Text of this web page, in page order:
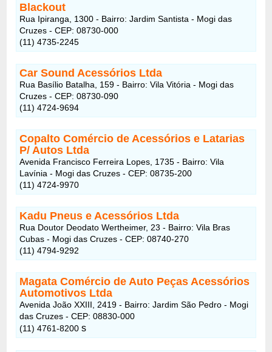
Blackout
Rua Ipiranga, 1300 - Bairro: Jardim Santista - Mogi das
Cruzes - CEP: 08730-000
(11) 4735-2245
Car Sound Acessórios Ltda
Rua Basílio Batalha, 159 - Bairro: Vila Vitória - Mogi das
Cruzes - CEP: 08730-090
(11) 4724-9694
Copalto Comércio de Acessórios e Latarias
P/ Autos Ltda
Avenida Francisco Ferreira Lopes, 1735 - Bairro: Vila
Lavínia - Mogi das Cruzes - CEP: 08735-200
(11) 4724-9970
Kadu Pneus e Acessórios Ltda
Rua Doutor Deodato Wertheimer, 23 - Bairro: Vila Bras
Cubas - Mogi das Cruzes - CEP: 08740-270
(11) 4794-9292
Magata Comércio de Auto Peças Acessórios
Automotivos Ltda
Avenida João XXIII, 2419 - Bairro: Jardim São Pedro - Mogi
das Cruzes - CEP: 08830-000
(11) 4761-8200s